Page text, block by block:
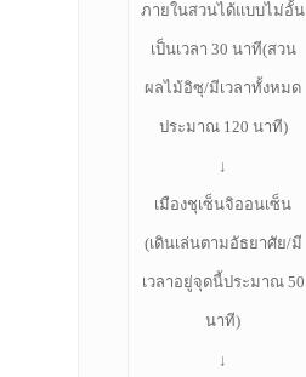
ภายในสวนได้แบบไม่อั้น
เป็นเวลา 30 นาที(สวน
ผลไม้อิซุ/มีเวลาทั้งหมด
ประมาณ 120 นาที)
↓
เมืองชุเซ็นจิออนเซ็น
(เดินเล่นตามอัธยาศัย/มี
เวลาอยู่จุดนี้ประมาณ 50
นาที)
↓